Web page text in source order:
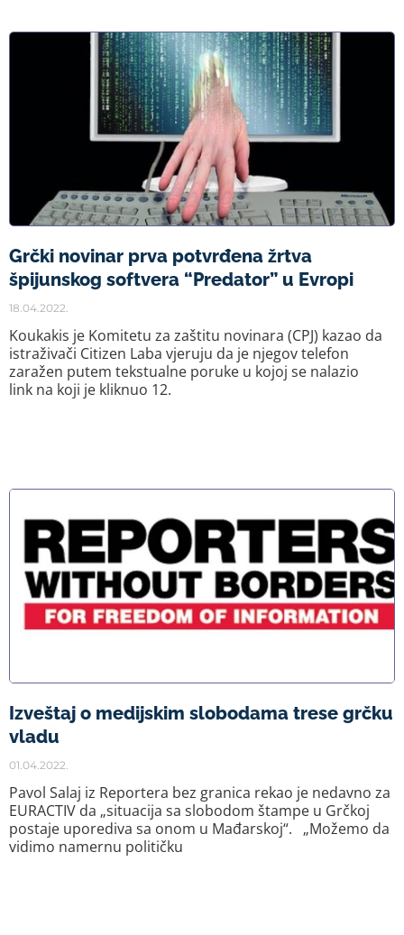
Grčki novinar prva potvrđena žrtva
špijunskog softvera “Predator” u Evropi
18.04.2022.
Koukakis je Komitetu za zaštitu novinara (CPJ) kazao da
istraživači Citizen Laba vjeruju da je njegov telefon
zaražen putem tekstualne poruke u kojoj se nalazio
link na koji je kliknuo 12.
Izveštaj o medijskim slobodama trese grčku
vladu
01.04.2022.
Pavol Salaj iz Reportera bez granica rekao je nedavno za
EURACTIV da „situacija sa slobodom štampe u Grčkoj
postaje uporediva sa onom u Mađarskoj“. „Možemo da
vidimo namernu političku